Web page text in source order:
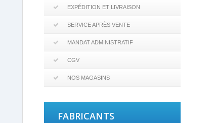
EXPÉDITION ET LIVRAISON
SERVICE APRÈS VENTE
MANDAT ADMINISTRATIF
CGV
NOS MAGASINS
FABRICANTS